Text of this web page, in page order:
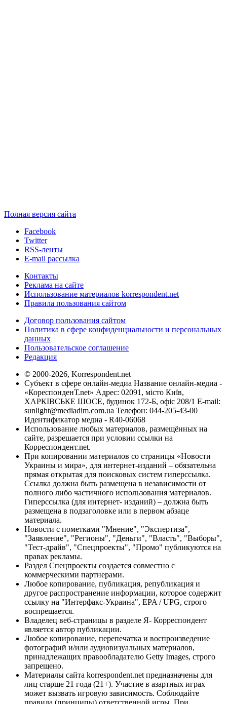
Полная версия сайта
Facebook
Twitter
RSS-ленты
E-mail рассылка
Контакты
Реклама на сайте
Использование материалов korrespondent.net
Правила пользования сайтом
Договор пользования сайтом
Политика в сфере конфиденциальности и персональных
данных
Пользовательское соглашение
Редакция
© 2000-2026, Korrespondent.net
Субъект в сфере онлайн-медиа Название онлайн-медиа -
«КореспонденТ.net» Адрес: 02091, місто Київ,
ХАРКІВСЬКЕ ШОСЕ, будинок 172-Б, офіс 208/1 E-mail:
sunlight@mediadim.com.ua Телефон: 044-205-43-00
Идентификатор медиа - R40-06068
Использование любых материалов, размещённых на
сайте, разрешается при условии ссылки на
Корреспондент.net.
При копировании материалов со страницы «Новости
Украины и мира», для интернет-изданий – обязательна
прямая открытая для поисковых систем гиперссылка.
Ссылка должна быть размещена в независимости от
полного либо частичного использования материалов.
Гиперссылка (для интернет- изданий) – должна быть
размещена в подзаголовке или в первом абзаце
материала.
Новости с пометками "Мнение", "Экспертиза",
"Заявление", "Регионы", "Деньги", "Власть", "Выборы",
"Тест-драйв", "Спецпроекты", "Промо" публикуются на
правах рекламы.
Раздел Спецпроекты создается совместно с
коммерческими партнерами.
Любое копирование, публикация, републикация и
другое распространение информации, которое содержит
ссылку на "Интерфакс-Украина", EPA / UPG, строго
воспрещается.
Владелец веб-страницы в разделе Я- Корреспондент
является автор публикации.
Любое копирование, перепечатка и воспроизведение
фотографий и/или аудиовизуальных материалов,
принадлежащих правообладателю Getty Images, строго
запрещено.
Материалы сайта korrespondent.net предназначены для
лиц старше 21 года (21+). Участие в азартных играх
может вызвать игровую зависимость. Соблюдайте